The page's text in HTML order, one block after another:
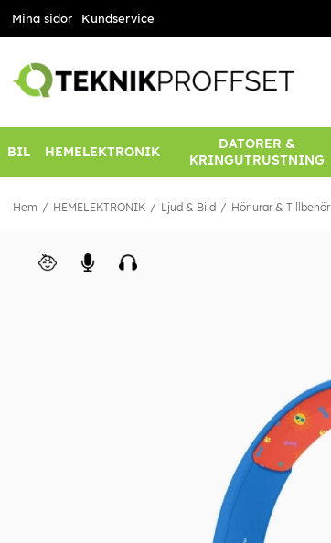
Mina sidor Kundservice
BIL HEMELEKTRONIK
DATORER &
KRINGUTRUSTNING
Hem HEMELEKTRONIK Ljud & Bild Hörlurar & Tillbehör